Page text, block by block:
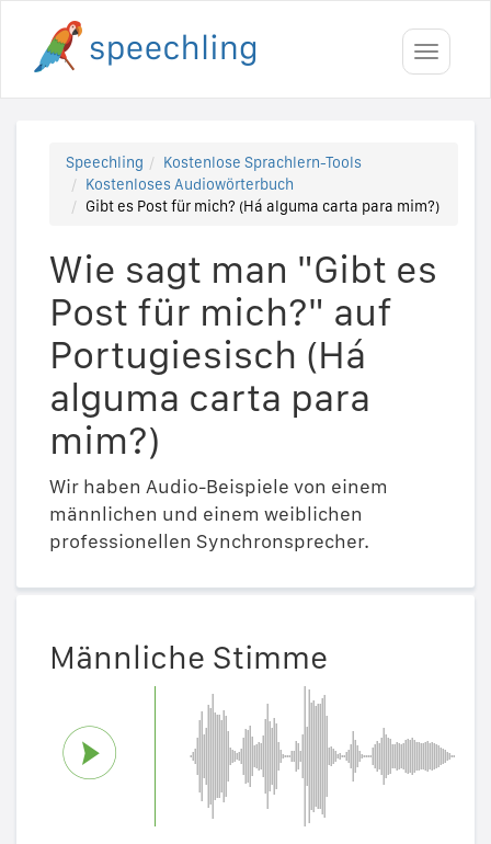
Toggle
Speechling
Kostenlose Sprachlern-Tools
Kostenloses Audiowörterbuch
Gibt es Post für mich? (Há alguma carta para mim?)
Wie sagt man "Gibt es
Post für mich?" auf
Portugiesisch (Há
alguma carta para
mim?)
Wir haben Audio-Beispiele von einem
männlichen und einem weiblichen
professionellen Synchronsprecher.
Männliche Stimme